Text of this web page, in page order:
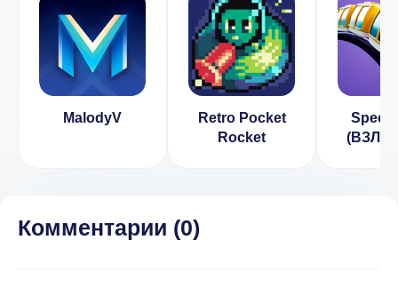
MalodyV
Retro Pocket
Rocket
Speed
Комментарии (0)